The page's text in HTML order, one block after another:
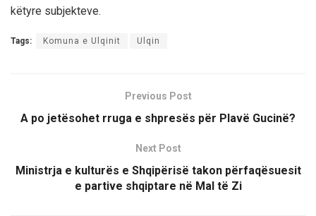
këtyre subjekteve.
Tags: Komuna e Ulqinit Ulqin
Previous Post
A po jetësohet rruga e shpresës për Plavë Gucinë?
Next Post
Ministrja e kulturës e Shqipërisë takon përfaqësuesit
e partive shqiptare në Mal të Zi